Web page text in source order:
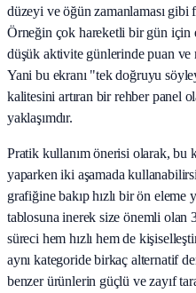
düzeyi ve öğün zamanlaması
Örneğin çok hareketli bir gün için
düşük aktivite günlerinde puan ve
Yani bu ekranı "tek doğruyu
kalitesini artıran bir rehber panel
yaklaşımdır.
Pratik kullanım önerisi olarak, bu
yaparken iki aşamada
grafiğine bakıp hızlı bir ön eleme
tablosuna inerek size önemli olan
süreci hem hızlı hem de
aynı kategoride birkaç alternatif
benzer ürünlerin güçlü ve zayıf